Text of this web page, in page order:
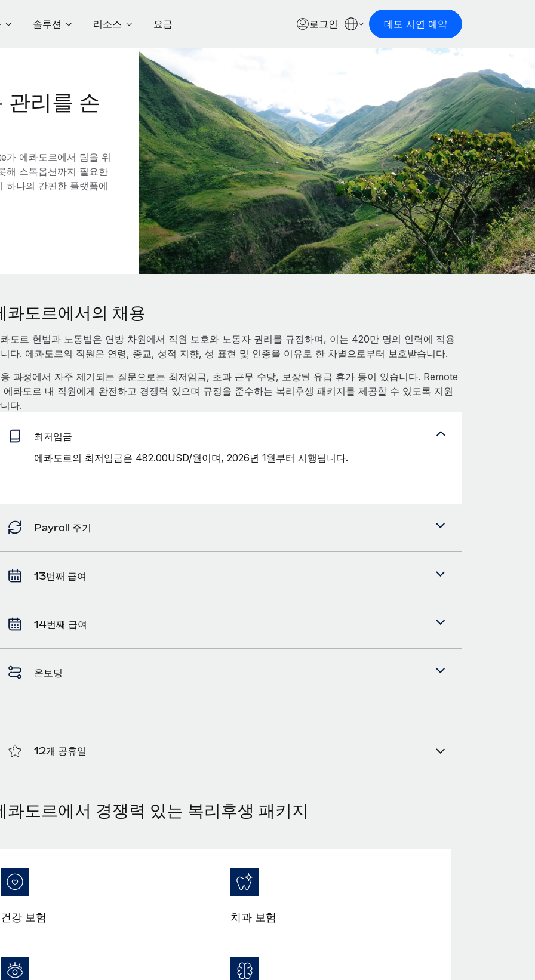
솔루션 리소스 요금 로그인 데모 시연 예약
관리를 손
가 에콰도르에서 팀을 위
해 스톡옵션까지 필요한
하나의 간편한 플랫폼에
콰도르에서의 채용
도르 헌법과 노동법은 연방 차원에서 직원 보호와 노동자 권리를 규정하며, 이는 420만 명의 인력에 적용
다. 에콰도르의 직원은 연령, 종교, 성적 지향, 성 표현 및 인종을 이유로 한 차별으로부터 보호받습니다.
과정에서 자주 제기되는 질문으로는 최저임금, 초과 근무 수당, 보장된 유급 휴가 등이 있습니다. Remote
에콰도르 내 직원에게 완전하고 경쟁력 있으며 규정을 준수하는 복리후생 패키지를 제공할 수 있도록 지원
다.
최저임금
에콰도르의 최저임금은 482.00USD/월이며, 2026년 1월부터 시행됩니다.
Payroll 주기
13번째 급여
14번째 급여
온보딩
12개 공휴일
콰도르에서 경쟁력 있는 복리후생 패키지
건강 보험 치과 보험